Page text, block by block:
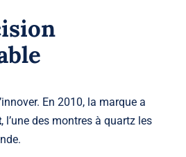
En 2010, la marque a
, l’une des montres à quartz les